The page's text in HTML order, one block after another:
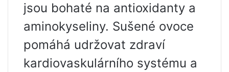
jsou bohaté na antioxidanty a
aminokyseliny. Sušené ovoce
pomáhá udržovat zdraví
kardiovaskulárního systému a